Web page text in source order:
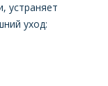
устраняет
уход: